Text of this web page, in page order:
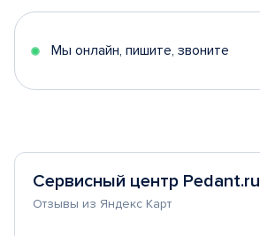
5
Мы онлайн, пишите, звоните
Сервисный центр Pedant.ru
Отзывы из Яндекс Карт